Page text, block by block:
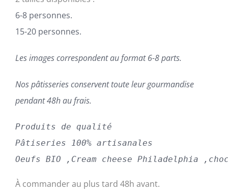
6-8 personnes.
15-20 personnes.
Les images correspondent au format 6-8 parts.
Nos pâtisseries conservent toute leur gourmandise
pendant 48h au frais.
Produits de qualité
Pâtiseries 100% artisanales
Oeufs BIO ,Cream cheese Philadelphia
À commander au plus tard 48h avant.